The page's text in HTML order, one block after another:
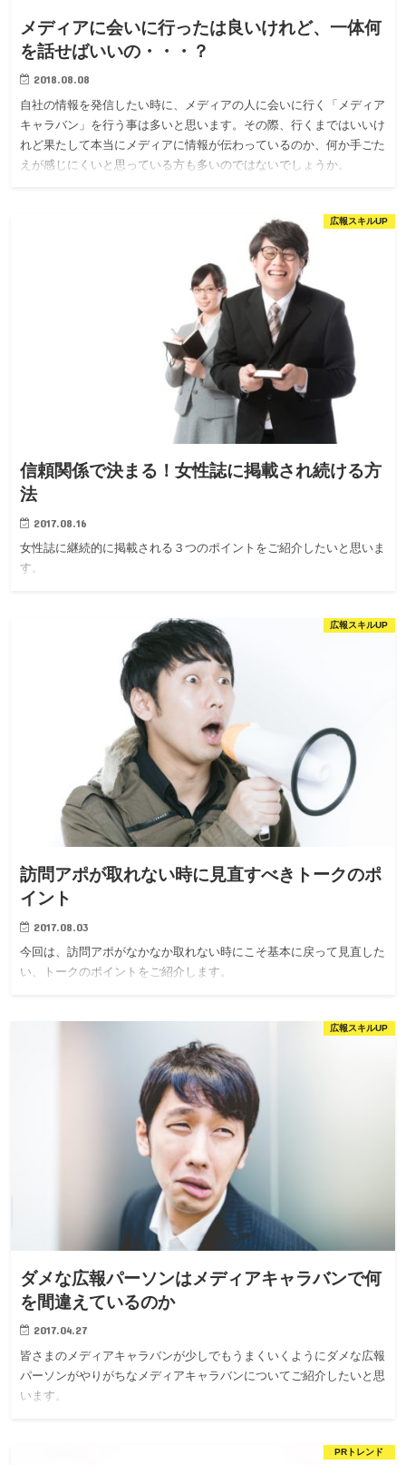
メディアに会いに行ったは良いけれど、一体何
を話せばいいの・・・？
2018.08.08
自社の情報を発信したい時に、メディアの人に会いに行く「メディア
キャラバン」を行う事は多いと思います。その際、行くまではいいけ
れど果たして本当にメディアに情報が伝わっているのか、何か手ごた
えが感じにくいと思っている方も多いのではないでしょうか。
広報スキルUP
信頼関係で決まる！女性誌に掲載され続ける方
法
2017.08.16
女性誌に継続的に掲載される３つのポイントをご紹介したいと思いま
す。
広報スキルUP
訪問アポが取れない時に見直すべきトークのポ
イント
2017.08.03
今回は、訪問アポがなかなか取れない時にこそ基本に戻って見直した
い、トークのポイントをご紹介します。
広報スキルUP
ダメな広報パーソンはメディアキャラバンで何
を間違えているのか
2017.04.27
皆さまのメディアキャラバンが少しでもうまくいくようにダメな広報
パーソンがやりがちなメディアキャラバンについてご紹介したいと思
います。
PRトレンド